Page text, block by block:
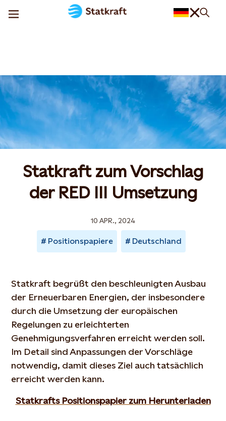
Statkraft zum Vorschlag
der RED III Umsetzung
10 APR., 2024
Positionspapiere Deutschland
Statkraft begrüßt den beschleunigten Ausbau
der Erneuerbaren Energien, der insbesondere
durch die Umsetzung der europäischen
Regelungen zu erleichterten
Genehmigungsverfahren erreicht werden soll.
Im Detail sind Anpassungen der Vorschläge
notwendig, damit dieses Ziel auch tatsächlich
erreicht werden kann.
Statkrafts Positionspapier zum Herunterladen